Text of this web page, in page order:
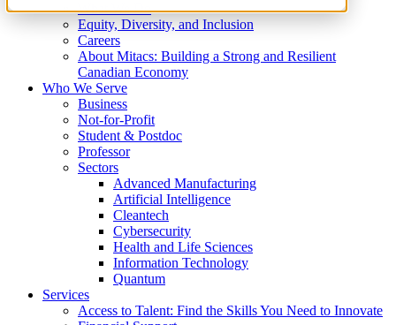
What We Do
Equity, Diversity, and Inclusion
Careers
About Mitacs: Building a Strong and Resilient
Canadian Economy
Who We Serve
Business
Not-for-Profit
Student & Postdoc
Professor
Sectors
Advanced Manufacturing
Artificial Intelligence
Cleantech
Cybersecurity
Health and Life Sciences
Information Technology
Quantum
Services
Access to Talent: Find the Skills You Need to Innovate